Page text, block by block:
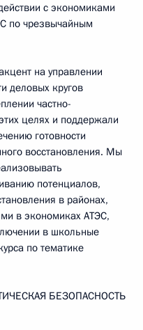
с экономиками
по чрезвычайным
на управлении
деловых кругов
частно-
целях и поддержали
готовности
восстановления. Мы
потенциалов,
в районах,
в экономиках АТЭС,
в школьные
по тематике
БЕЗОПАСНОСТЬ